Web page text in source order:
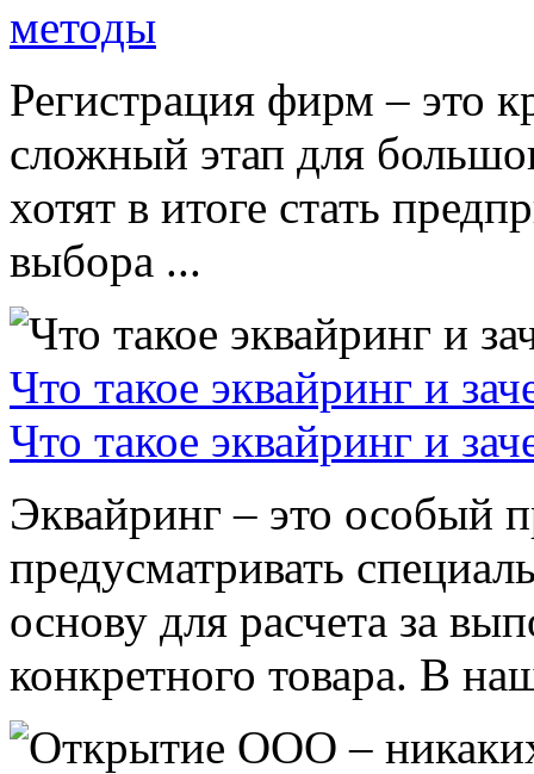
методы
Регистрация фирм – это
сложный этап для
хотят в итоге стать
выбора ...
Что такое эквайринг и
Что такое эквайринг и
Эквайринг – это особый
предусматривать
основу для расчета за
конкретного товара. В